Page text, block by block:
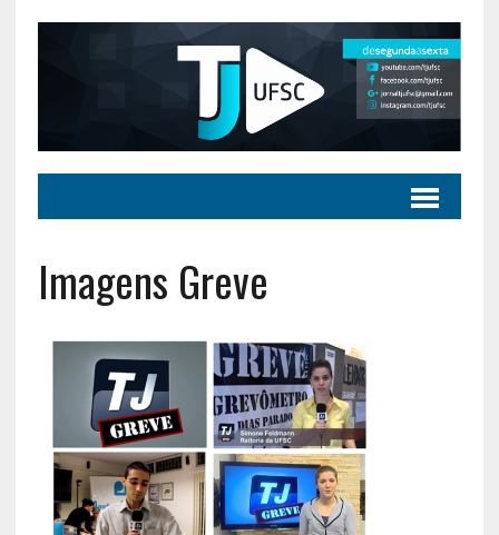
Imagens Greve